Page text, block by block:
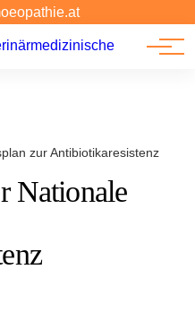
zur Antibiotikaresistenz
Nationale